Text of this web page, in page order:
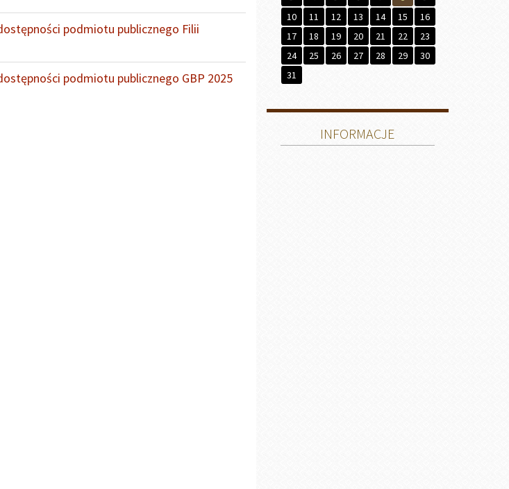
podmiotu publicznego Filii
podmiotu publicznego GBP 2025
10
11 12 13 14 15
16
17
18 19 20 21 22
23
24
25 26 27 28 29
30
31
INFORMACJE